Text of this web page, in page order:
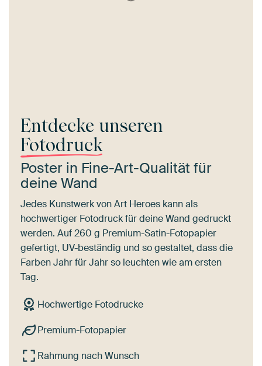
Entdecke unseren
Fotodruck
Poster in Fine-Art-Qualität für
deine Wand
Jedes Kunstwerk von Art Heroes kann als
hochwertiger Fotodruck für deine Wand gedruckt
werden. Auf 260 g Premium-Satin-Fotopapier
gefertigt, UV-beständig und so gestaltet, dass die
Farben Jahr für Jahr so leuchten wie am ersten
Tag.
Hochwertige Fotodrucke
Premium-Fotopapier
Rahmung nach Wunsch